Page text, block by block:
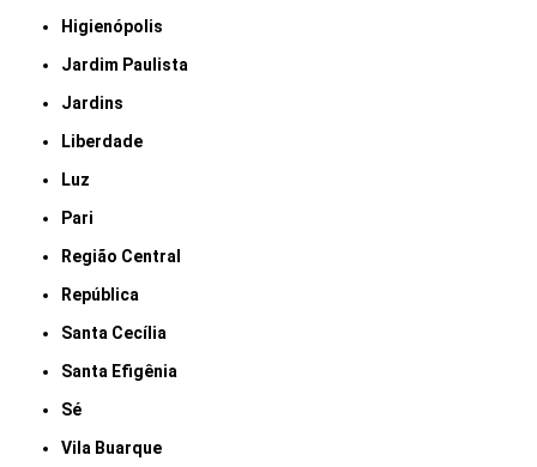
Higienópolis
Jardim Paulista
Jardins
Liberdade
Luz
Pari
Região Central
República
Santa Cecília
Santa Efigênia
Sé
Vila Buarque